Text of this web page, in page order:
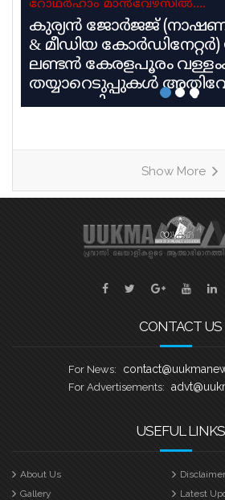
റോഥർഹാം മാൻവേഴ്സിൽ….
കുര്യൻ ജോർജജ്
& മീഡിയ
ലണ്ടൻ കേരളപൂരം
തയ്യാറെടുപ്പുകൾ
പുരോഗമിക്കുകയാണ്.
യുക്മ കേരളപൂരം
തെരേസാസ് ഓണച്ചന്തം
സുന്ദരി സീസൺ 2’
അനുബന്ധ
ഭംഗിയായി
ഒരുക്കങ്ങളാണ് യുക്മ
അഡ്വ. എബി
Show More
CONTACT US
For News:
For Advertisements:
USEFUL LINKS
About Us
Disclaimer
Gallery
Latest